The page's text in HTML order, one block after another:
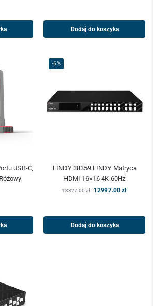
Dodaj do koszyka
USB-C,
-6%
LINDY 38359 LINDY Matryca
HDMI 16×16 4K 60Hz
13827.00zł 12997.00 zł
Dodaj do koszyka